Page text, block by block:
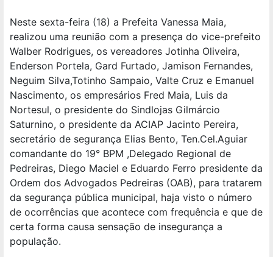
Neste sexta-feira (18) a Prefeita Vanessa Maia,
realizou uma reunião com a presença do vice-prefeito
Walber Rodrigues, os vereadores Jotinha Oliveira,
Enderson Portela, Gard Furtado, Jamison Fernandes,
Neguim Silva,Totinho Sampaio, Valte Cruz e Emanuel
Nascimento, os empresários Fred Maia, Luis da
Nortesul, o presidente do Sindlojas Gilmárcio
Saturnino, o presidente da ACIAP Jacinto Pereira,
secretário de segurança Elias Bento, Ten.Cel.Aguiar
comandante do 19° BPM ,Delegado Regional de
Pedreiras, Diego Maciel e Eduardo Ferro presidente da
Ordem dos Advogados Pedreiras (OAB), para tratarem
da segurança pública municipal, haja visto o número
de ocorrências que acontece com frequência e que de
certa forma causa sensação de insegurança a
população.